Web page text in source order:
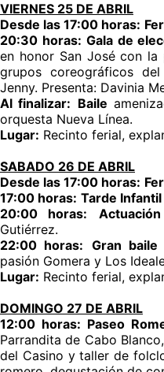
VIERNES 25 DE ABRIL
Desde las 17:00 horas:
20:30 horas: Gala de
en honor San José con la
grupos coreográficos
Jenny. Presenta: Davinia
Al finalizar: Baile
orquesta Nueva Línea.
Lugar: Recinto ferial,
SABADO 26 DE ABRIL
Desde las 17:00 horas:
17:00 horas: Tarde Infantil
20:00 horas:
Gutiérrez.
22:00 horas: Gran baile
pasión Gomera y Los
Lugar: Recinto ferial,
DOMINGO 27 DE ABRIL
12:00 horas: Paseo
Parrandita de Cabo
del Casino y taller de